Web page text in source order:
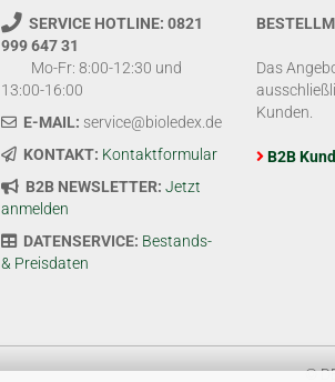
SERVICE HOTLINE: 0821
999 647 31
Mo-Fr: 8:00-12:30 und
13:00-16:00
E-MAIL: service@bioledex.de
KONTAKT: Kontaktformular
B2B NEWSLETTER: Jetzt
anmelden
DATENSERVICE: Bestands-
& Preisdaten
Das
Kunden.
B2B
©